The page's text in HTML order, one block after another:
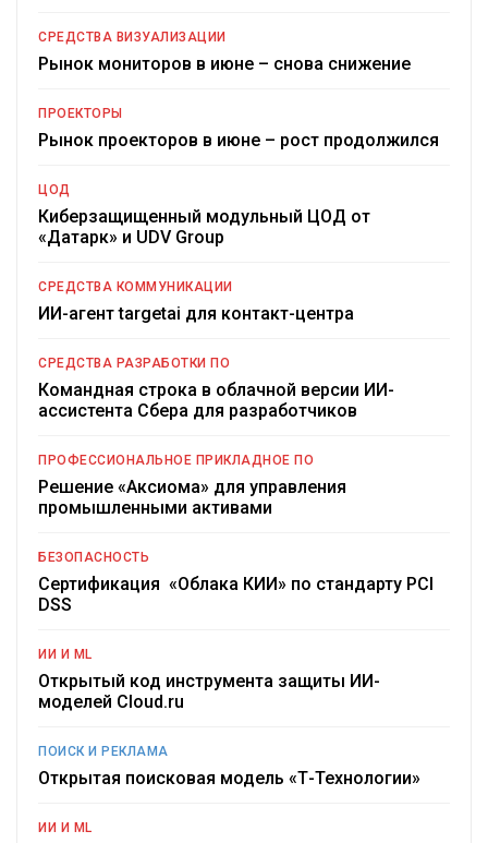
СРЕДСТВА ВИЗУАЛИЗАЦИИ
Рынок мониторов в июне – снова снижение
ПРОЕКТОРЫ
Рынок проекторов в июне – рост продолжился
ЦОД
Киберзащищенный модульный ЦОД от
«Датарк» и UDV Group
СРЕДСТВА КОММУНИКАЦИИ
ИИ-агент targetai для контакт-центра
СРЕДСТВА РАЗРАБОТКИ ПО
Командная строка в облачной версии ИИ-
ассистента Сбера для разработчиков
ПРОФЕССИОНАЛЬНОЕ ПРИКЛАДНОЕ ПО
Решение «Аксиома» для управления
промышленными активами
БЕЗОПАСНОСТЬ
Сертификация «Облака КИИ» по стандарту PCI
DSS
ИИ И ML
Открытый код инструмента защиты ИИ-
моделей Cloud.ru
ПОИСК И РЕКЛАМА
Открытая поисковая модель «Т-Технологии»
ИИ И ML